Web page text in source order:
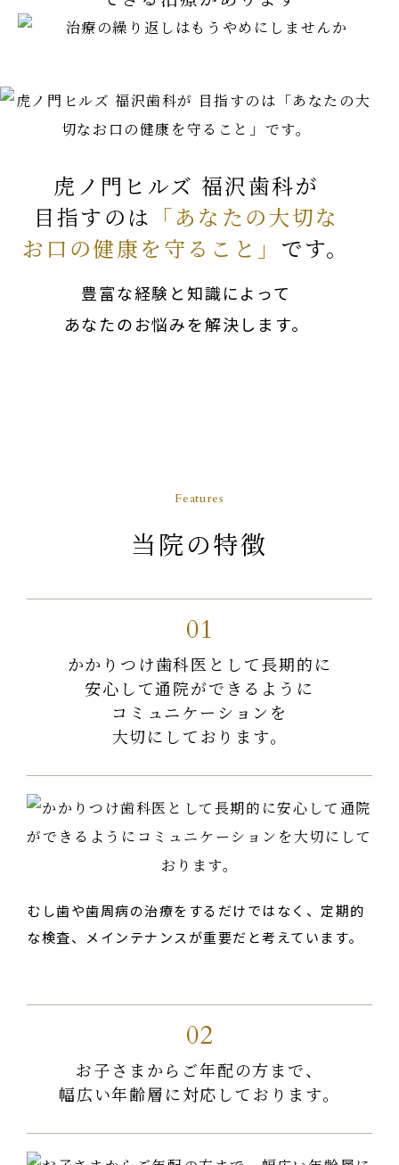
虎ノ門ヒルズ 福沢歯科が
目指すのは 「あなたの大切な
お口の健康を守ること」 です。
豊富な経験と知識によって
あなたのお悩みを解決します。
Features
当院の特徴
01
かかりつけ歯科医として長期的に
安心して通院ができるように
コミュニケーションを
大切にしております。
むし歯や歯周病の治療をするだけではなく、定期的
な検査、メインテナンスが重要だと考えています。
02
お子さまからご年配の方まで、
幅広い年齢層に対応しております。